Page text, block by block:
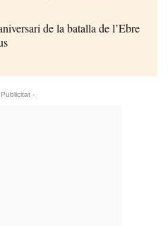
de la batalla de l’Ebre
-